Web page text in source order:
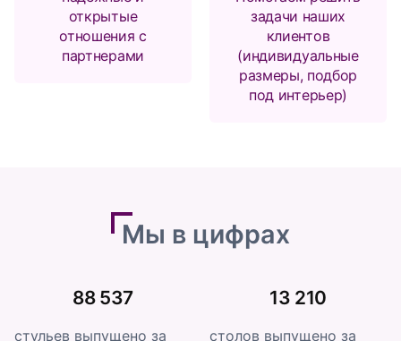
открытые
отношения с
партнерами
задачи наших
клиентов
(индивидуальные
размеры, подбор
под интерьер)
Мы в цифрах
88 537
стульев выпущено за
13 210
столов выпущено за